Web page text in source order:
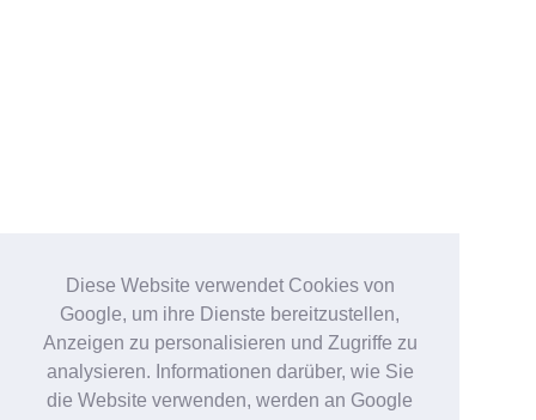
Diese Website verwendet Cookies von
Google, um ihre Dienste bereitzustellen,
Anzeigen zu personalisieren und Zugriffe zu
analysieren. Informationen darüber, wie Sie
die Website verwenden, werden an Google